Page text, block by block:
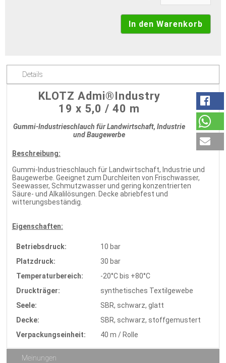
Details
KLOTZ Admi®Industry
19 x 5,0 / 40 m
Gummi-Industrieschlauch für Landwirtschaft, Industrie
und Baugewerbe
Beschreibung:
Gummi-Industrieschlauch für Landwirtschaft, Industrie und
Baugewerbe. Geeignet zum Durchleiten von Frischwasser,
Seewasser, Schmutzwasser und gering konzentrierten
Säure- und Alkalilösungen. Decke abriebfest und
witterungsbeständig.
Eigenschaften:
Betriebsdruck:
10 bar
Platzdruck:
30 bar
Temperaturbereich:
-20°C bis +80°C
Druckträger:
synthetisches Textilgewebe
Seele:
SBR, schwarz, glatt
Decke:
SBR, schwarz, stoffgemustert
Verpackungseinheit:
40 m / Rolle
Meinungen